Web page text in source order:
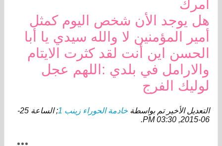
أمرك
هل يوجد الأن شخص اليوم كمثل
أمير المؤمنين لا والله سيدي يا أبا
الحسن اين أنت لقد كثرت الايتام
والارامل في بلدي :اللهم عجل
لوليك الفرج
التعديل الأخير تم بواسطة خادمة الحوراء زينب 1 ; الساعة
25-
06-2015, 03:30 PM
.